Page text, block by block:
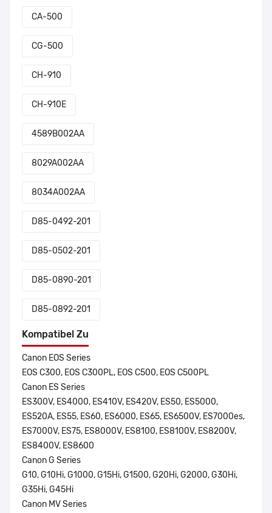
CA-500
CG-500
CH-910
CH-910E
4589B002AA
8029A002AA
8034A002AA
D85-0492-201
D85-0502-201
D85-0890-201
D85-0892-201
Kompatibel Zu
Canon EOS Series
EOS C300, EOS C300PL, EOS C500, EOS C500PL
Canon ES Series
ES300V, ES4000, ES410V, ES420V, ES50, ES5000,
ES520A, ES55, ES60, ES6000, ES65, ES6500V, ES7000es,
ES7000V, ES75, ES8000V, ES8100, ES8100V, ES8200V,
ES8400V, ES8600
Canon G Series
G10, G10Hi, G1000, G15Hi, G1500, G20Hi, G2000, G30Hi,
G35Hi, G45Hi
Canon MV Series